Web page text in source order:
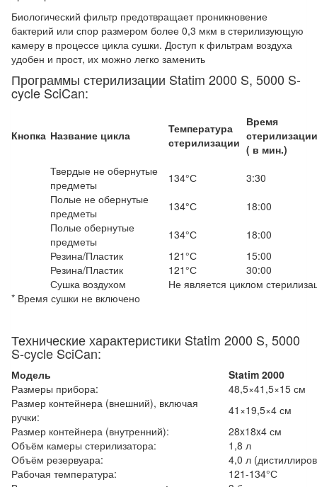
Биологический фильтр предотвращает проникновение
бактерий или спор размером более 0,3 мкм в стерилизующую
камеру в процессе цикла сушки. Доступ к фильтрам воздуха
удобен и прост, их можно легко заменить
Программы стерилизации Statim 2000 S, 5000 S-
cycle SciCan:
Кнопка Название цикла
Температура
стерилизации
Время
стерилизации
( в мин.)
Твердые не обернутые
предметы
134°С
3:30
Полые не обернутые
предметы
134°С
18:00
Полые обернутые
предметы
134°С
18:00
Резина/Пластик
121°С
15:00
Резина/Пластик
121°С
30:00
Сушка воздухом
Не является циклом
* Время сушки не включено
Технические характеристики Statim 2000 S, 5000
S-cycle SciCan:
Модель
Statim 2000
Размеры прибора:
48,5×41,5×15 см
Размер контейнера (внешний), включая
ручки:
41×19,5×4 см
Размер контейнера (внутренний):
28x18x4 см
Объём камеры стерилизатора:
1,8 л
Объём резервуара:
4,0 л
Рабочая температура:
121-134°С